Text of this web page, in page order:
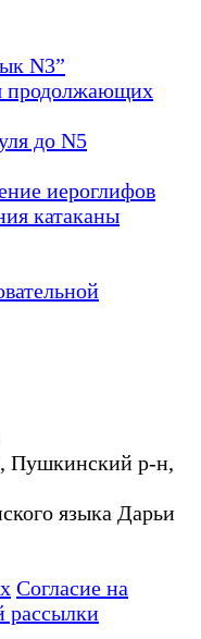
N3”
продолжающих
до N5
иероглифов
катаканы
Пушкинский р-н,
языка Дарьи
Согласие на
рассылки